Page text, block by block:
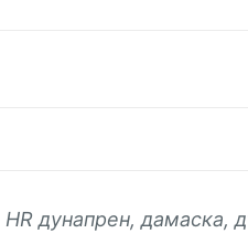
HR дунапрен, дамаска,